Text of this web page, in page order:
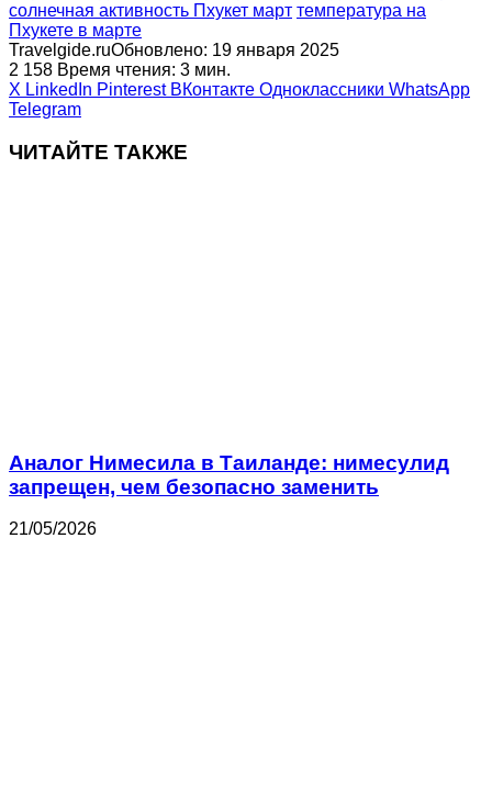
солнечная активность Пхукет март температура на
Пхукете в марте
Travelgide.ruОбновлено: 19 января 2025
2 158 Время чтения: 3 мин.
X LinkedIn Pinterest ВКонтакте Одноклассники WhatsApp
Telegram
ЧИТАЙТЕ ТАКЖЕ
Аналог Нимесила в Таиланде: нимесулид
запрещен, чем безопасно заменить
21/05/2026